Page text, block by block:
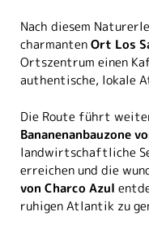
Nach diesem
charmantenOrt Los
Ortszentrum einen
authentische, lokale
Die Route führt
Bananenanbauzone
landwirtschaftliche
erreichen und die
von Charco Azul
ruhigen Atlantik zu